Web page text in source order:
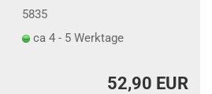
5835
ca 4 - 5 Werktage
52,90 EUR